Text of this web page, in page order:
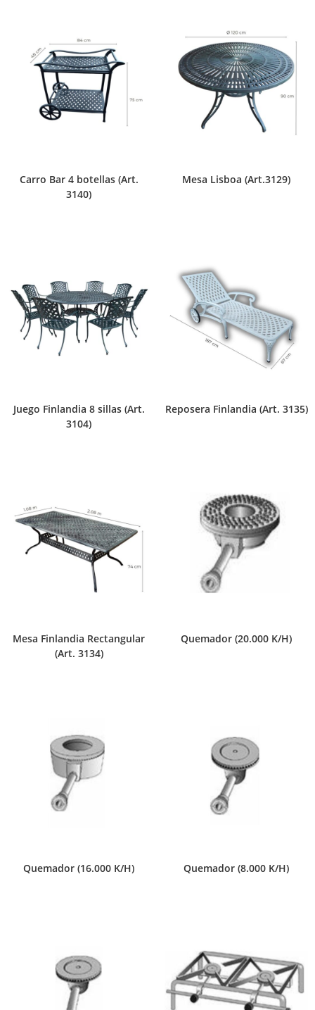
Carro Bar 4 botellas (Art.
3140)
Mesa Lisboa (Art.3129)
Juego Finlandia 8 sillas (Art.
3104)
Reposera Finlandia (Art. 3135)
Mesa Finlandia Rectangular
(Art. 3134)
Quemador (20.000 K/H)
Quemador (16.000 K/H) Quemador (8.000 K/H)